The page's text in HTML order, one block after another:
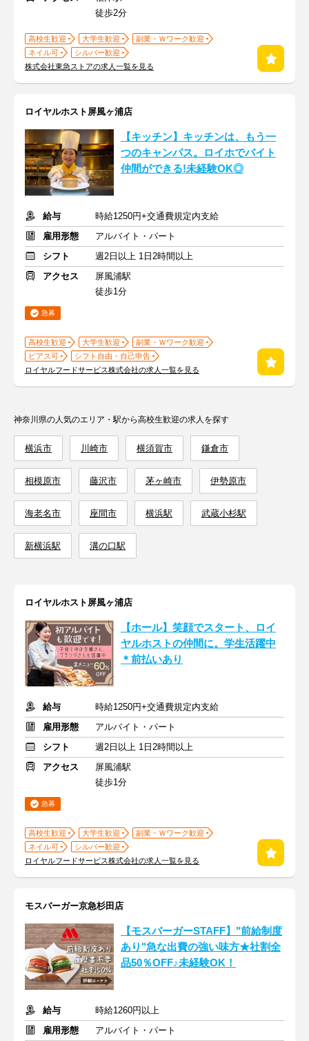
徒歩2分
高校生歓迎 大学生歓迎
副業・Ｗワーク歓迎
ネイル可
シルバー歓迎
株式会社東急ストアの求人一覧を見る
ロイヤルホスト屏風ヶ浦店
【キッチン】キッチンは、もう一
つのキャンパス。ロイホでバイト
仲間ができる!未経験OK◎
給与
時給1250円+交通費規定内支給
雇用形態
アルバイト・パート
シフト
週2日以上 1日2時間以上
アクセス
屏風浦駅
徒歩1分
急募
高校生歓迎 大学生歓迎
副業・Ｗワーク歓迎
ピアス可
シフト自由・自己申告
ロイヤルフードサービス株式会社の求人一覧を見る
神奈川県の人気のエリア・駅から高校生歓迎の求人を探す
横浜市 川崎市 横須賀市 鎌倉市
相模原市 藤沢市 茅ヶ崎市 伊勢原市
海老名市 座間市 横浜駅 武蔵小杉駅
新横浜駅 溝の口駅
ロイヤルホスト屏風ヶ浦店
【ホール】笑顔でスタート、ロイ
ヤルホストの仲間に。学生活躍中
＊前払いあり
給与
時給1250円+交通費規定内支給
雇用形態
アルバイト・パート
シフト
週2日以上 1日2時間以上
アクセス
屏風浦駅
徒歩1分
急募
高校生歓迎 大学生歓迎
副業・Ｗワーク歓迎
ネイル可
シルバー歓迎
ロイヤルフードサービス株式会社の求人一覧を見る
モスバーガー京急杉田店
【モスバーガーSTAFF】"前給制度
あり"急な出費の強い味方★社割全
品50％OFF♪未経験OK！
給与
時給1260円以上
雇用形態
アルバイト・パート